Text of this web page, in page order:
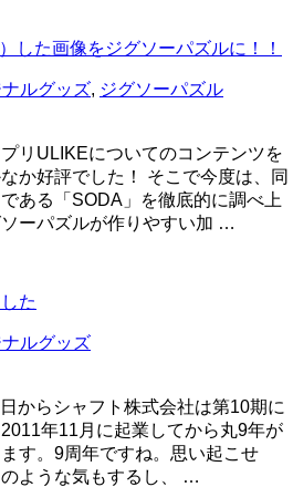
した画像をジグソーパズルに！！
ルグッズ, ジグソーパズル
リULIKEについてのコンテンツを
か好評でした！ そこで今度は、同
ある「SODA」を徹底的に調べ上
ーパズルが作りやすい加 …
た
ルグッズ
からシャフト株式会社は第10期に
年11月に起業してから丸9年が
す。9周年ですね。思い起こせ
ような気もするし、 …